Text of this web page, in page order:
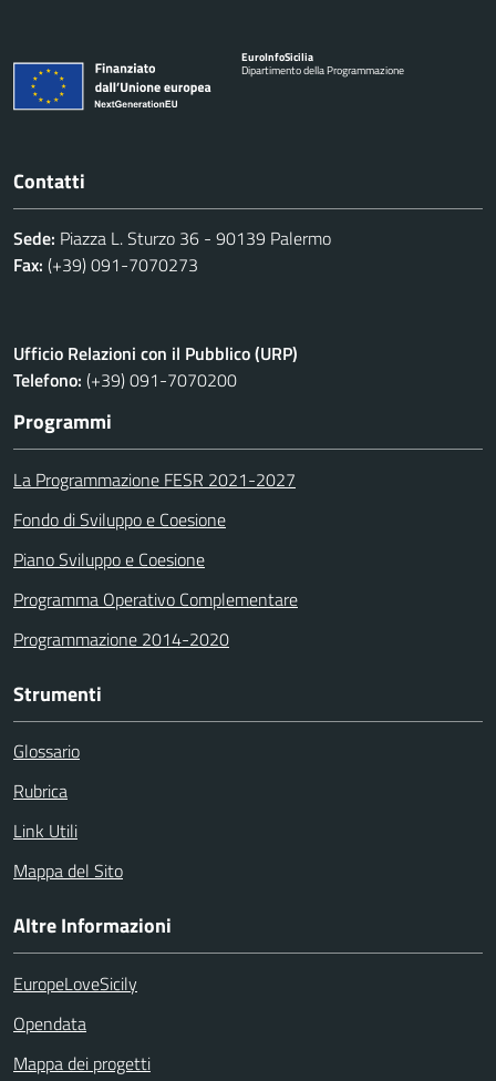
EuroInfoSicilia
Dipartimento della Programmazione
Contatti
Sede: Piazza L. Sturzo 36 - 90139 Palermo
Fax: (+39) 091-7070273
Ufficio Relazioni con il Pubblico (URP)
Telefono: (+39) 091-7070200
Programmi
La Programmazione FESR 2021-2027
Fondo di Sviluppo e Coesione
Piano Sviluppo e Coesione
Programma Operativo Complementare
Programmazione 2014-2020
Strumenti
Glossario
Rubrica
Link Utili
Mappa del Sito
Altre Informazioni
EuropeLoveSicily
Opendata
Mappa dei progetti